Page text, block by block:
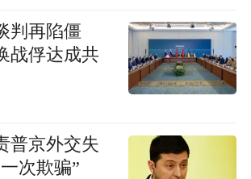
判再陷僵
战俘达成共
普京外交失
次欺骗”